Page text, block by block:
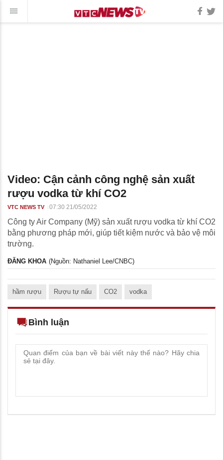
Video: Cận cảnh công nghệ sản xuất
rượu vodka từ khí CO2
VTC NEWS TV 07:30 21/05/2022
Công ty Air Company (Mỹ) sản xuất rượu vodka từ khí CO2
bằng phương pháp mới, giúp tiết kiệm nước và bảo vệ môi
trường.
ĐĂNG KHOA (Nguồn: Nathaniel Lee/CNBC)
hầm rượu Rượu tự nấu CO2 vodka
Bình luận